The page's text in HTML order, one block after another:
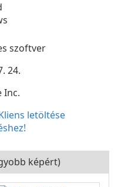
szoftver
24.
Inc.
letöltése
képért)